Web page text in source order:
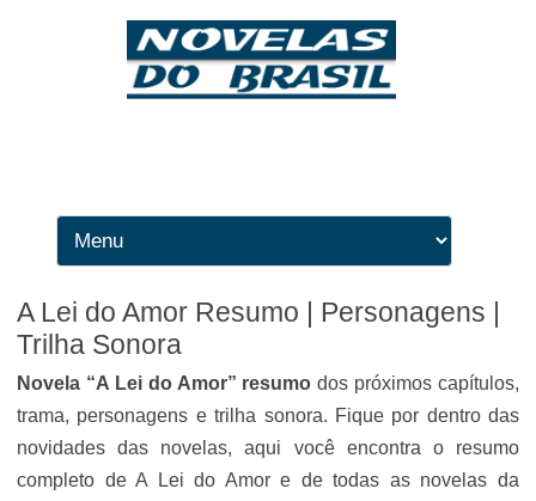
A Lei do Amor Resumo | Personagens |
Trilha Sonora
Novela “A Lei do Amor” resumo dos próximos capítulos,
trama, personagens e trilha sonora. Fique por dentro das
novidades das novelas, aqui você encontra o resumo
completo de A Lei do Amor e de todas as novelas da